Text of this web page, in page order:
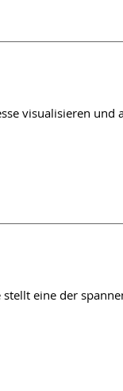
visualisieren und
eine der